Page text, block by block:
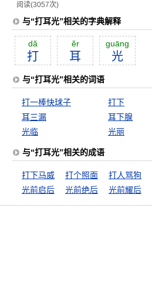
阅读(3057次)
与“打耳光”相关的字典解释
dă
打
ĕr
耳
guāng
光
与“打耳光”相关的词语
打一棒快球子 打下
耳三漏
耳下腺
光临
光丽
与“打耳光”相关的成语
打下马威 打个照面 打人骂狗
光前启后
光前绝后 光前耀后